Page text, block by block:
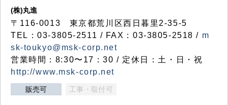
(株)丸進
〒116-0013 東京都荒川区西日暮里2-35-5
TEL：03-3805-2511 / FAX：03-3805-2518 / m
sk-toukyo@msk-corp.net
営業時間：8:30〜17：30 / 定休日：土・日・祝
http://www.msk-corp.net
販売可 工事・取付可